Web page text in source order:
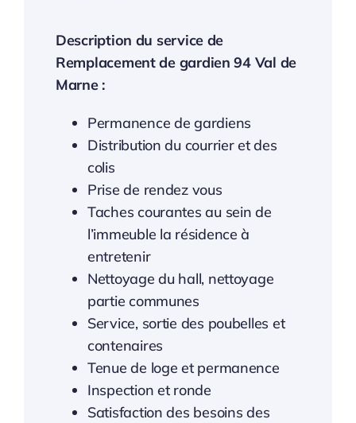
Description du service de
Remplacement de gardien 94 Val de
Marne :
Permanence de gardiens
Distribution du courrier et des
colis
Prise de rendez vous
Taches courantes au sein de
l’immeuble la résidence à
entretenir
Nettoyage du hall, nettoyage
partie communes
Service, sortie des poubelles et
contenaires
Tenue de loge et permanence
Inspection et ronde
Satisfaction des besoins des